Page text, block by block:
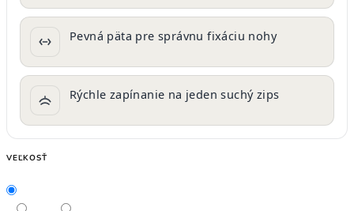
Pevná päta pre správnu fixáciu nohy
Rýchle zapínanie na jeden suchý zips
VEĽKOSŤ